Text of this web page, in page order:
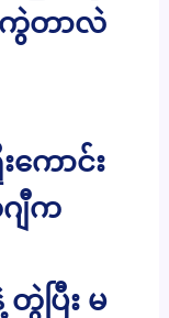
ကွဲတာလဲ
ကောင်း
ျီက
ပြီး မ